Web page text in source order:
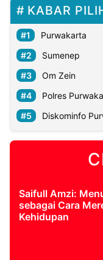
KABAR
Purwakarta
Sumenep
Om Zein
Polres
Diskominfo
Saifull Amzi:
sebagai Cara
Kehidupan